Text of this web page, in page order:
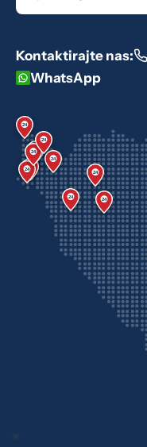
Kontaktirajte nas:
WhatsApp